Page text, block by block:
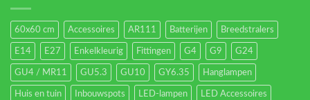
60x60 cm Accessoires AR111 Batterijen Breedstralers
E14 E27 Enkelkleurig Fittingen G4 G9 G24
GU4 / MR11 GU5.3 GU10 GY6.35 Hanglampen
Huis en tuin Inbouwspots LED-lampen LED Accessoires